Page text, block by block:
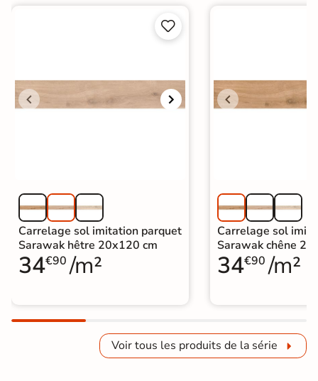


Carrelage sol imitation parquet
Sarawak hêtre 20x120 cm
34€90 /m²
Carrelage sol
Sarawak chêne
34€90 /m²
Voir tous les produits de la série